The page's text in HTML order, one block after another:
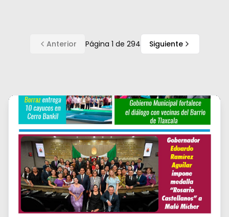
Anterior Página 1 de 294 Siguiente